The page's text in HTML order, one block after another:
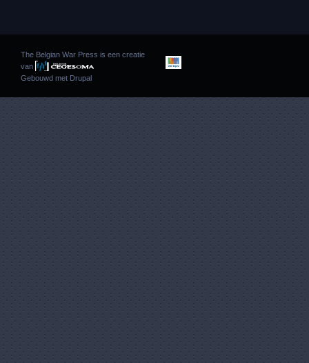
The Belgian War Press is een creatie
van
Gebouwd met Drupal